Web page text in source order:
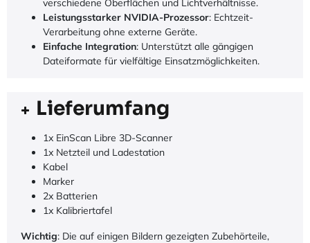
Leistungsstarker NVIDIA-Prozessor: Echtzeit-
Verarbeitung ohne externe Geräte.
Einfache Integration: Unterstützt alle gängigen
Dateiformate für vielfältige Einsatzmöglichkeiten.
Lieferumfang
1x EinScan Libre 3D-Scanner
1x Netzteil und Ladestation
Kabel
Marker
2x Batterien
1x Kalibriertafel
Wichtig: Die auf einigen Bildern gezeigten Zubehörteile,